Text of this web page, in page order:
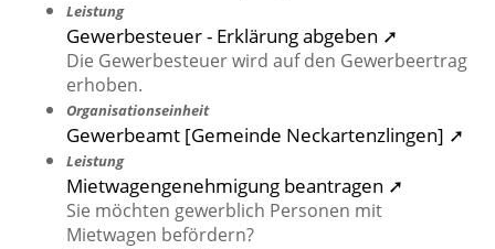
Leistung
Gewerbesteuer - Erklärung abgeben ➚
Die Gewerbesteuer wird auf den Gewerbeertrag
erhoben.
Organisationseinheit
Gewerbeamt [Gemeinde Neckartenzlingen] ➚
Leistung
Mietwagengenehmigung beantragen ➚
Sie möchten gewerblich Personen mit
Mietwagen befördern?